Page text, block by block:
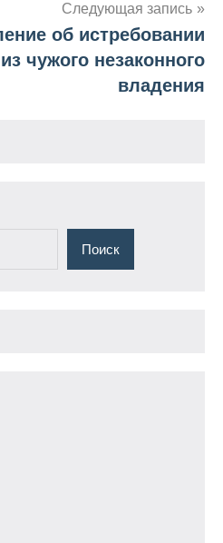
Следующая запись
об истребовании
чужого незаконного
владения
Поиск